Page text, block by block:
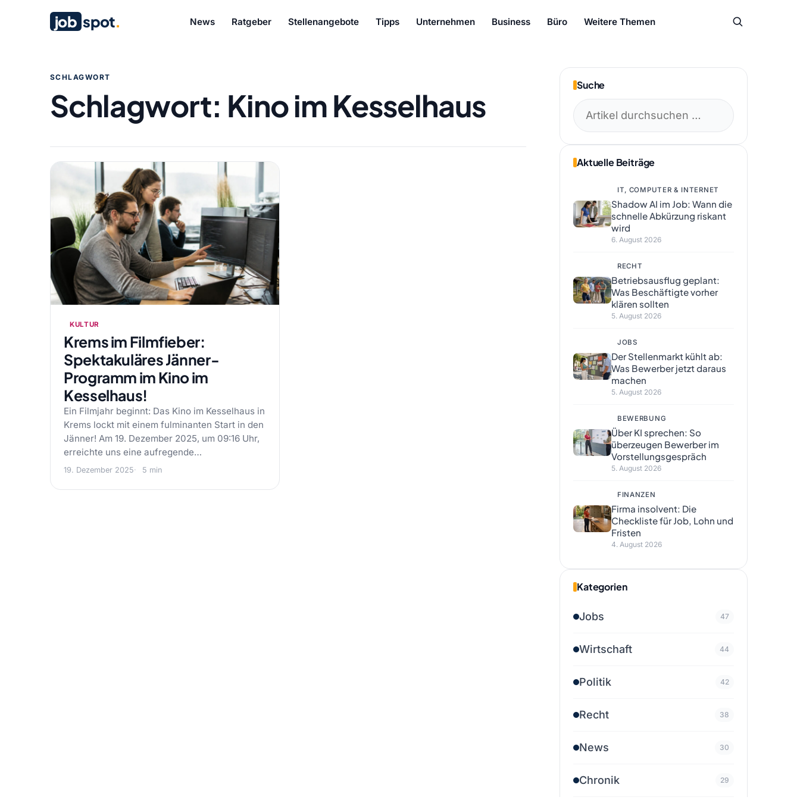
job spot. News Ratgeber Stellenangebote Tipps Unternehmen Business Büro Weitere Themen
SCHLAGWORT
Schlagwort: Kino im Kesselhaus
KULTUR
Krems im Filmfieber:
Spektakuläres Jänner-
Programm im Kino im
Kesselhaus!
Ein Filmjahr beginnt: Das Kino im Kesselhaus in
Krems lockt mit einem fulminanten Start in den
Jänner! Am 19. Dezember 2025, um 09:16 Uhr,
erreichte uns eine aufregende…
19. Dezember 2025 5 min
Suche
Aktuelle Beiträge
IT, COMPUTER & INTERNET
Shadow AI im Job: Wann die
schnelle Abkürzung riskant
wird
6. August 2026
RECHT
Betriebsausflug geplant:
Was Beschäftigte vorher
klären sollten
5. August 2026
JOBS
Der Stellenmarkt kühlt ab:
Was Bewerber jetzt daraus
machen
5. August 2026
BEWERBUNG
Über KI sprechen: So
überzeugen Bewerber im
Vorstellungsgespräch
5. August 2026
FINANZEN
Firma insolvent: Die
Checkliste für Job, Lohn und
Fristen
4. August 2026
Kategorien
Jobs 47
Wirtschaft 44
Politik 42
Recht 38
News 30
Chronik 29